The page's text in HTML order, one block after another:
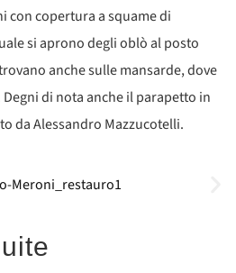
con copertura a squame di
si aprono degli oblò al posto
anche sulle mansarde, dove
di nota anche il parapetto in
da Alessandro Mazzucotelli.